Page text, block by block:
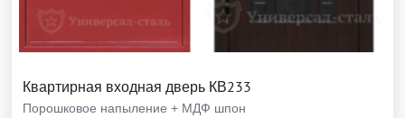
Квартирная входная дверь КВ233
Порошковое напыление + МДФ шпон